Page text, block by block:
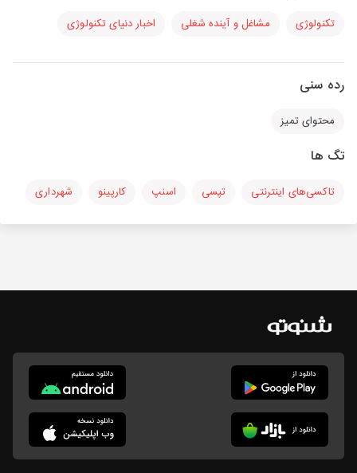
تکنولوژی مشاغل و آینده شغلی اخبار دنیای تکنولوژی
رده سنی
محتوای تمیز
تگ ها
تاکسی‌های اینترنتی تپسی اسنپ کارپینو شهرداری